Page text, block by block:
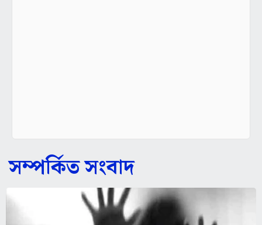
সম্পর্কিত সংবাদ